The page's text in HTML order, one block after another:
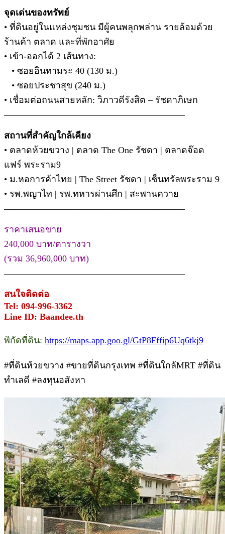
จุดเด่นของทรัพย์
• ที่ดินอยู่ในแหล่งชุมชน มีผู้คนพลุกพล่าน รายล้อมด้วย
ร้านค้า ตลาด และที่พักอาศัย
• เข้า-ออกได้ 2 เส้นทาง:
• ซอยอินทามระ 40 (130 ม.)
• ซอยประชาสุข (240 ม.)
• เชื่อมต่อถนนสายหลัก: วิภาวดีรังสิต – รัชดาภิเษก
สถานที่สำคัญใกล้เคียง
• ตลาดห้วยขวาง | ตลาด The One รัชดา | ตลาดจ๊อด
แฟร์ พระราม9
• ม.หอการค้าไทย | The Street รัชดา | เซ็นทรัลพระราม 9
• รพ.พญาไท | รพ.ทหารผ่านศึก | สะพานควาย
ราคาเสนอขาย
240,000 บาท/ตารางวา
(รวม 36,960,000 บาท)
สนใจติดต่อ
Tel: 094-996-3362
Line ID: Baandee.th
พิกัดที่ดิน: https://maps.app.goo.gl/GtP8Fffip6Uq6tkj9
#ที่ดินห้วยขวาง #ขายที่ดินกรุงเทพ #ที่ดินใกล้MRT #ที่ดิน
ทำเลดี #ลงทุนอสังหา